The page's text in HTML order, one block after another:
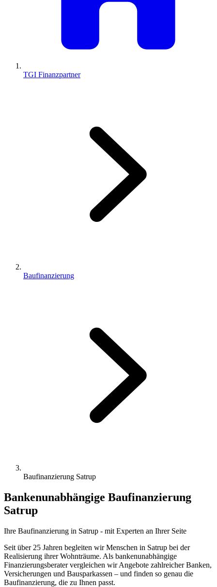
TGI Finanzpartner
Baufinanzierung
Baufinanzierung Satrup
Bankenunabhängige Baufinanzierung
Satrup
Ihre Baufinanzierung in Satrup - mit Experten an Ihrer Seite
Seit über 25 Jahren begleiten wir Menschen in Satrup bei der
Realisierung ihrer Wohnträume. Als bankenunabhängige
Finanzierungsberater vergleichen wir Angebote zahlreicher Banken,
Versicherungen und Bausparkassen – und finden so genau die
Baufinanzierung, die zu Ihnen passt.